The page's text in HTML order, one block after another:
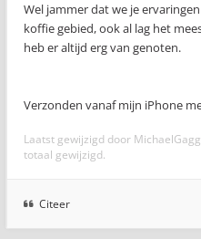
Wel jammer dat we je
koffie gebied, ook al lag het
heb er altijd erg van genoten.
Verzonden vanaf mijn iPhone
Laatst gewijzigd door
totaal gewijzigd.
Citeer